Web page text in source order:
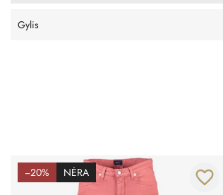
Gylis
−20% NĖRA favorite_border